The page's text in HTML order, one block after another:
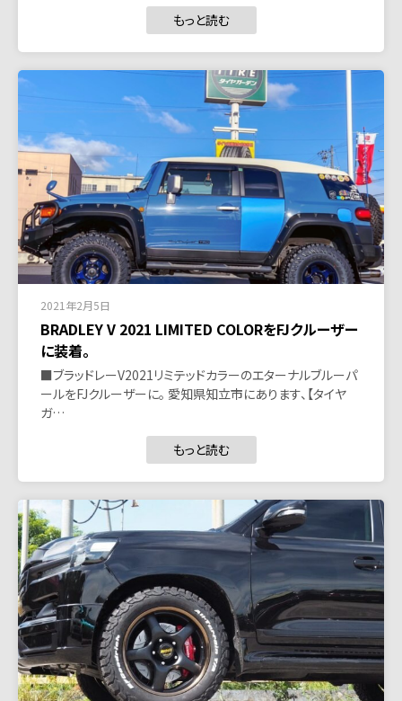
もっと読む
2021年2月5日
BRADLEY V 2021 LIMITED COLORをFJクルーザー
に装着。
■ブラッドレーV2021リミテッドカラーのエターナルブルーパ
ールをFJクルーザーに。 愛知県知立市にあります、【タイヤ
ガ…
もっと読む